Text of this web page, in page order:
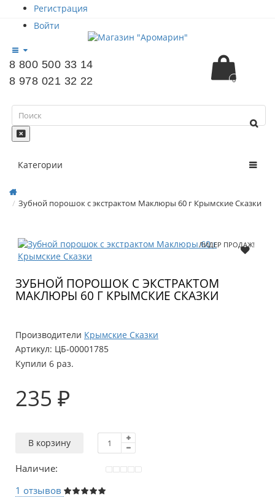
Регистрация
Войти
8 800 500 33 14
8 978 021 32 22
0
Категории
Зубной порошок с экстрактом Маклюры 60 г Крымские Сказки
ЛИДЕР ПРОДАЖ!
ЗУБНОЙ ПОРОШОК С ЭКСТРАКТОМ
МАКЛЮРЫ 60 Г КРЫМСКИЕ СКАЗКИ
Производители Крымские Сказки
Артикул: ЦБ-00001785
Купили 6 раз.
235 ₽
В корзину
Наличие:
1 отзывов